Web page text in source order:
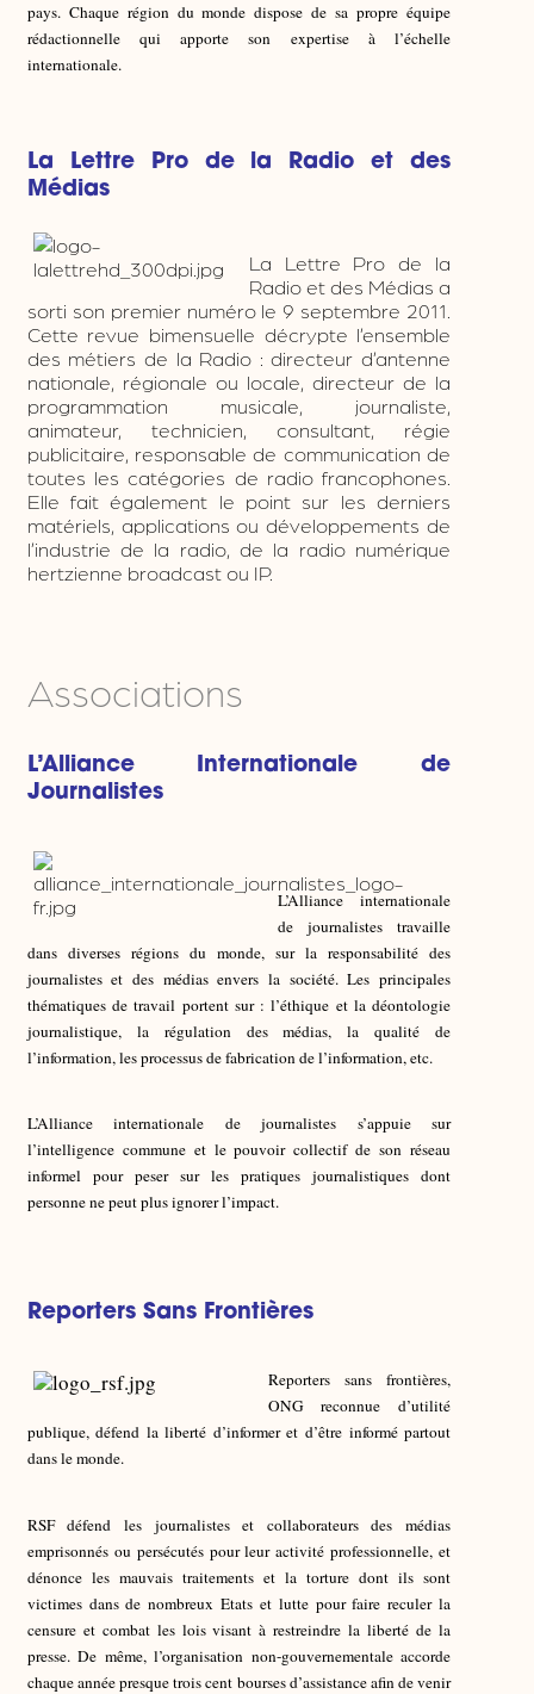
pays. Chaque région du monde dispose de sa propre équipe
rédactionnelle qui apporte son expertise à l’échelle
internationale.
La Lettre Pro de la Radio et des
Médias
La Lettre Pro de la
Radio et des Médias a
sorti son premier numéro le 9 septembre 2011.
Cette revue bimensuelle décrypte l’ensemble
des métiers de la Radio : directeur d’antenne
nationale, régionale ou locale, directeur de la
programmation musicale, journaliste,
animateur, technicien, consultant, régie
publicitaire, responsable de communication de
toutes les catégories de radio francophones.
Elle fait également le point sur les derniers
matériels, applications ou développements de
l’industrie de la radio, de la radio numérique
hertzienne broadcast ou IP.
Associations
L’Alliance Internationale de
Journalistes
L’Alliance internationale
de journalistes travaille
dans diverses régions du monde, sur la responsabilité des
journalistes et des médias envers la société. Les principales
thématiques de travail portent sur : l’éthique et la déontologie
journalistique, la régulation des médias, la qualité de
l’information, les processus de fabrication de l’information, etc.
L’Alliance internationale de journalistes s’appuie sur
l’intelligence commune et le pouvoir collectif de son réseau
informel pour peser sur les pratiques journalistiques dont
personne ne peut plus ignorer l’impact.
Reporters Sans Frontières
Reporters sans frontières,
ONG reconnue d’utilité
publique, défend la liberté d’informer et d’être informé partout
dans le monde.
RSF défend les journalistes et collaborateurs des médias
emprisonnés ou persécutés pour leur activité professionnelle, et
dénonce les mauvais traitements et la torture dont ils sont
victimes dans de nombreux Etats et lutte pour faire reculer la
censure et combat les lois visant à restreindre la liberté de la
presse. De même, l’organisation non-gouvernementale accorde
chaque année presque trois cent bourses d’assistance afin de venir